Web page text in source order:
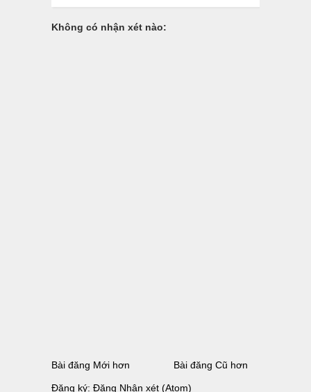
Không có nhận xét nào:
Bài đăng Mới hơn Bài đăng Cũ hơn
Đăng ký: Đăng Nhận xét (Atom)